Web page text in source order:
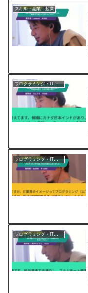
スキル・副業・起業
プログラミング・IT業界
プログラミング・IT業界
プログラミング・IT業界